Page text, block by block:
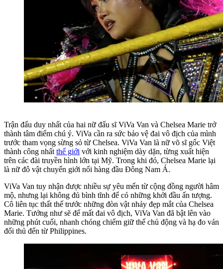
Trận đấu duy nhất của hai nữ đấu sĩ ViVa Van và Chelsea Marie trở
thành tâm điểm chú ý. ViVa cần ra sức bảo vệ đai vô địch của mình
trước tham vọng sừng sỏ từ Chelsea. ViVa Van là nữ võ sĩ gốc Việt
thành công nhất thế giới với kinh nghiệm dày dặn, từng xuất hiện
trên các đài truyền hình lớn tại Mỹ. Trong khi đó, Chelsea Marie lại
là nữ đô vật chuyển giới nổi hàng đầu Đông Nam Á.
ViVa Van tuy nhận được nhiều sự yêu mến từ cộng đồng người hâm
mộ, nhưng lại không đủ bình tĩnh để có những khởi đầu ấn tượng.
Cô liên tục thất thế trước những đòn vật nhảy đẹp mắt của Chelsea
Marie. Tưởng như sẽ để mất đai vô địch, ViVa Van đã bật lên vào
những phút cuối, nhanh chóng chiếm giữ thế chủ động và hạ đo ván
đối thủ đến từ Philippines.